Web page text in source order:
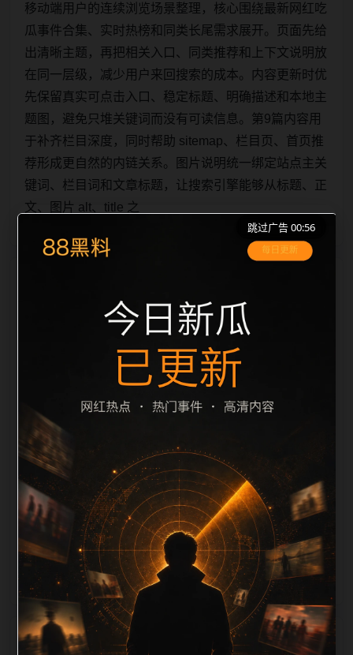
移动端用户的连续浏览场景整理，核心围绕最新网红吃
瓜事件合集、实时热榜和同类长尾需求展开。页面先给
出清晰主题，再把相关入口、同类推荐和上下文说明放
在同一层级，减少用户来回搜索的成本。内容更新时优
先保留真实可点击入口、稳定标题、明确描述和本地主
题图，避免只堆关键词而没有可读信息。第9篇内容用
于补齐栏目深度，同时帮助 sitemap、栏目页、首页推
荐形成更自然的内链关系。图片说明统一绑定站点主关
键词、栏目词和文章标题，让搜索引擎能够从标题、正
文、图片 alt、title 之
间识别一致主题。后续每日采集时，建议继续执行远程
图片本地化、坏图默认图兜底、标题去重和 description
长度过滤。如果同一主题下有多个相近页面，应通过不
同角度补充事件背景、访问场景、相关问题或专题入
口，降低站群页面之间的重复感。页面底部保留同类推
荐、上一篇下一篇和 sitemap 入口，保证重要页面点击
深度尽量控制在三次以内。正文维护时可按用户搜索路
径补充三类信息：入口是否稳定、同栏目还有哪些可继
续阅读、移动端打开时图片和摘要是否一致。每次新增
内容后同步检查标题、description、canonical、主题
图、alt、title和推荐链接，确保页面既能被搜索引擎理
解，也能让真实用户
相关问题与推荐
跳过广告 00:56